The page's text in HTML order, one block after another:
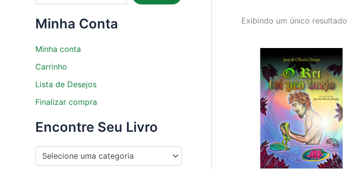
Minha Conta
Minha conta
Carrinho
Lista de Desejos
Finalizar compra
Encontre Seu Livro
Selecione uma categoria
c
g
o
r
a
Exibindo um único resultado